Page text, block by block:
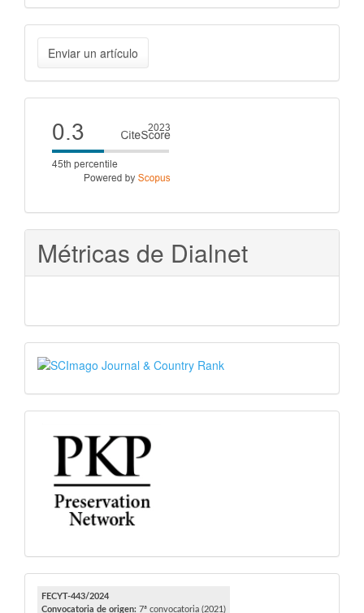
Enviar
un
artículo
Enviar un artículo
Cite
score
Métricas de Dialnet
SJR
PKP
FECYT